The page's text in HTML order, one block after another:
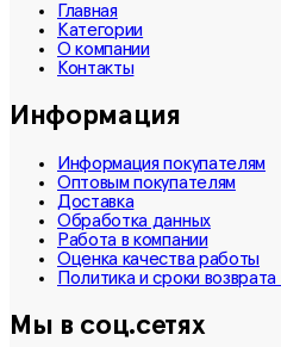
Главная
Категории
О компании
Контакты
Информация
Информация покупателям
Оптовым покупателям
Доставка
Обработка данных
Работа в компании
Оценка качества работы
Политика и сроки возврата
Мы в соц.сетях